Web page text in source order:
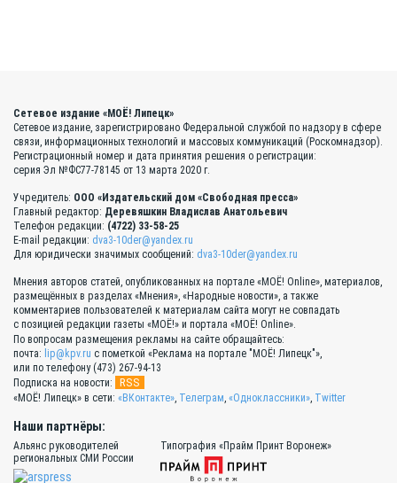
Сетевое издание «МОЁ! Липецк»
Сетевое издание, зарегистрировано Федеральной службой по надзору в сфере
связи, информационных технологий и массовых коммуникаций (Роскомнадзор).
Регистрационный номер и дата принятия решения о регистрации:
серия Эл №ФС77-78145 от 13 марта 2020 г.
Учредитель: ООО «Издательский дом «Свободная пресса»
Главный редактор: Деревяшкин Владислав Анатольевич
Телефон редакции: (4722) 33-58-25
E-mail редакции: dva3-10der@yandex.ru
Для юридически значимых сообщений: dva3-10der@yandex.ru
Мнения авторов статей, опубликованных на портале «МОЁ! Online», материалов,
размещённых в разделах «Мнения», «Народные новости», а также
комментариев пользователей к материалам сайта могут не совпадать
с позицией редакции газеты «МОЁ!» и портала «МОЁ! Online».
По вопросам размещения рекламы на сайте обращайтесь:
почта: lip@kpv.ru с пометкой «Реклама на портале "МОЁ! Липецк"»,
или по телефону (473) 267-94-13
Подписка на новости:
RSS
«МОЁ! Липецк» в сети: «ВКонтакте», Телеграм, «Одноклассники», Twitter
Наши партнёры:
Альянс руководителей
региональных СМИ России
Типография «Прайм Принт Воронеж»